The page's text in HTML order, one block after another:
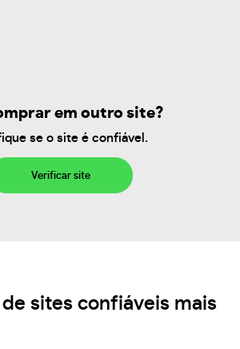
em outro site?
se o site é confiável.
Verificar site
sites confiáveis mais